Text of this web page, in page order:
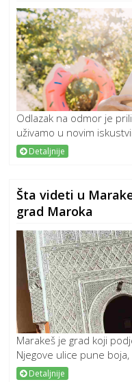
Odlazak na odmor je
uživamo u novim
Detaljnije
Šta videti u
grad Maroka
Marakeš je grad koji
Njegove ulice pune
Detaljnije